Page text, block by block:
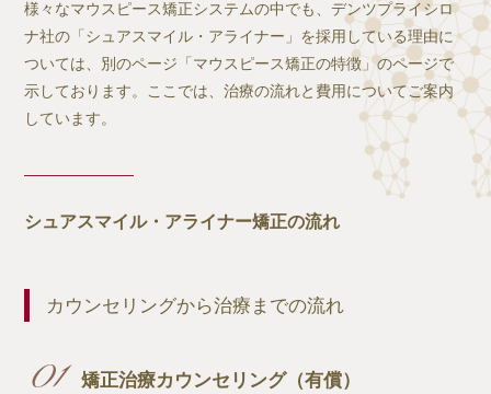
様々なマウスピース矯正システムの中でも、デンツプライシロ
ナ社の「シュアスマイル・アライナー」を採用している理由に
ついては、別のページ「マウスピース矯正の特徴」のページで
示しております。ここでは、治療の流れと費用についてご案内
しています。
シュアスマイル・アライナー矯正の流れ
カウンセリングから治療までの流れ
矯正治療カウンセリング（有償）